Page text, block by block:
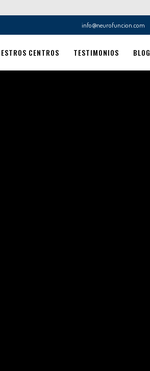
info@neurofuncion.com
CENTROS TESTIMONIOS BLOG